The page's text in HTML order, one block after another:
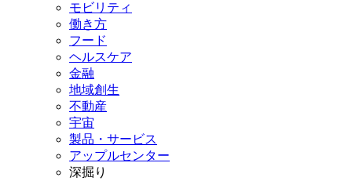
モビリティ
働き方
フード
ヘルスケア
金融
地域創生
不動産
宇宙
製品・サービス
アップルセンター
深掘り